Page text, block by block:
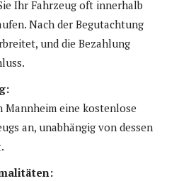
Ihr Fahrzeug oft innerhalb
Nach der Begutachtung
und die Bezahlung
eine kostenlose
an, unabhängig von dessen